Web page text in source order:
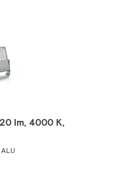
lm, 4000 K,